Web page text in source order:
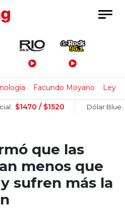
Facundo Moyano Ley
$1470 / $1520 Dólar Blue:
que las
menos que
sufren más la